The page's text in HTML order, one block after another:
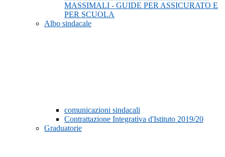
MASSIMALI - GUIDE PER ASSICURATO E
PER SCUOLA
Albo sindacale
comunicazioni sindacali
Contrattazione Integrativa d'Istituto 2019/20
Graduatorie